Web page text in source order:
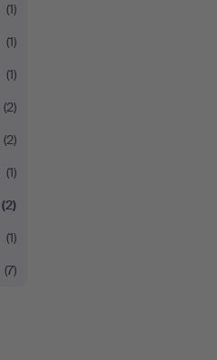
(1)
(1)
(1)
(2)
(2)
(1)
(2)
(1)
(7)